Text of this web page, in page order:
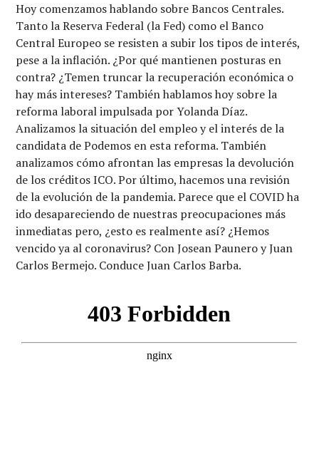
Hoy comenzamos hablando sobre Bancos Centrales.
Tanto la Reserva Federal (la Fed) como el Banco
Central Europeo se resisten a subir los tipos de interés,
pese a la inflación. ¿Por qué mantienen posturas en
contra? ¿Temen truncar la recuperación económica o
hay más intereses? También hablamos hoy sobre la
reforma laboral impulsada por Yolanda Díaz.
Analizamos la situación del empleo y el interés de la
candidata de Podemos en esta reforma. También
analizamos cómo afrontan las empresas la devolución
de los créditos ICO. Por último, hacemos una revisión
de la evolución de la pandemia. Parece que el COVID ha
ido desapareciendo de nuestras preocupaciones más
inmediatas pero, ¿esto es realmente así? ¿Hemos
vencido ya al coronavirus? Con Josean Paunero y Juan
Carlos Bermejo. Conduce Juan Carlos Barba.